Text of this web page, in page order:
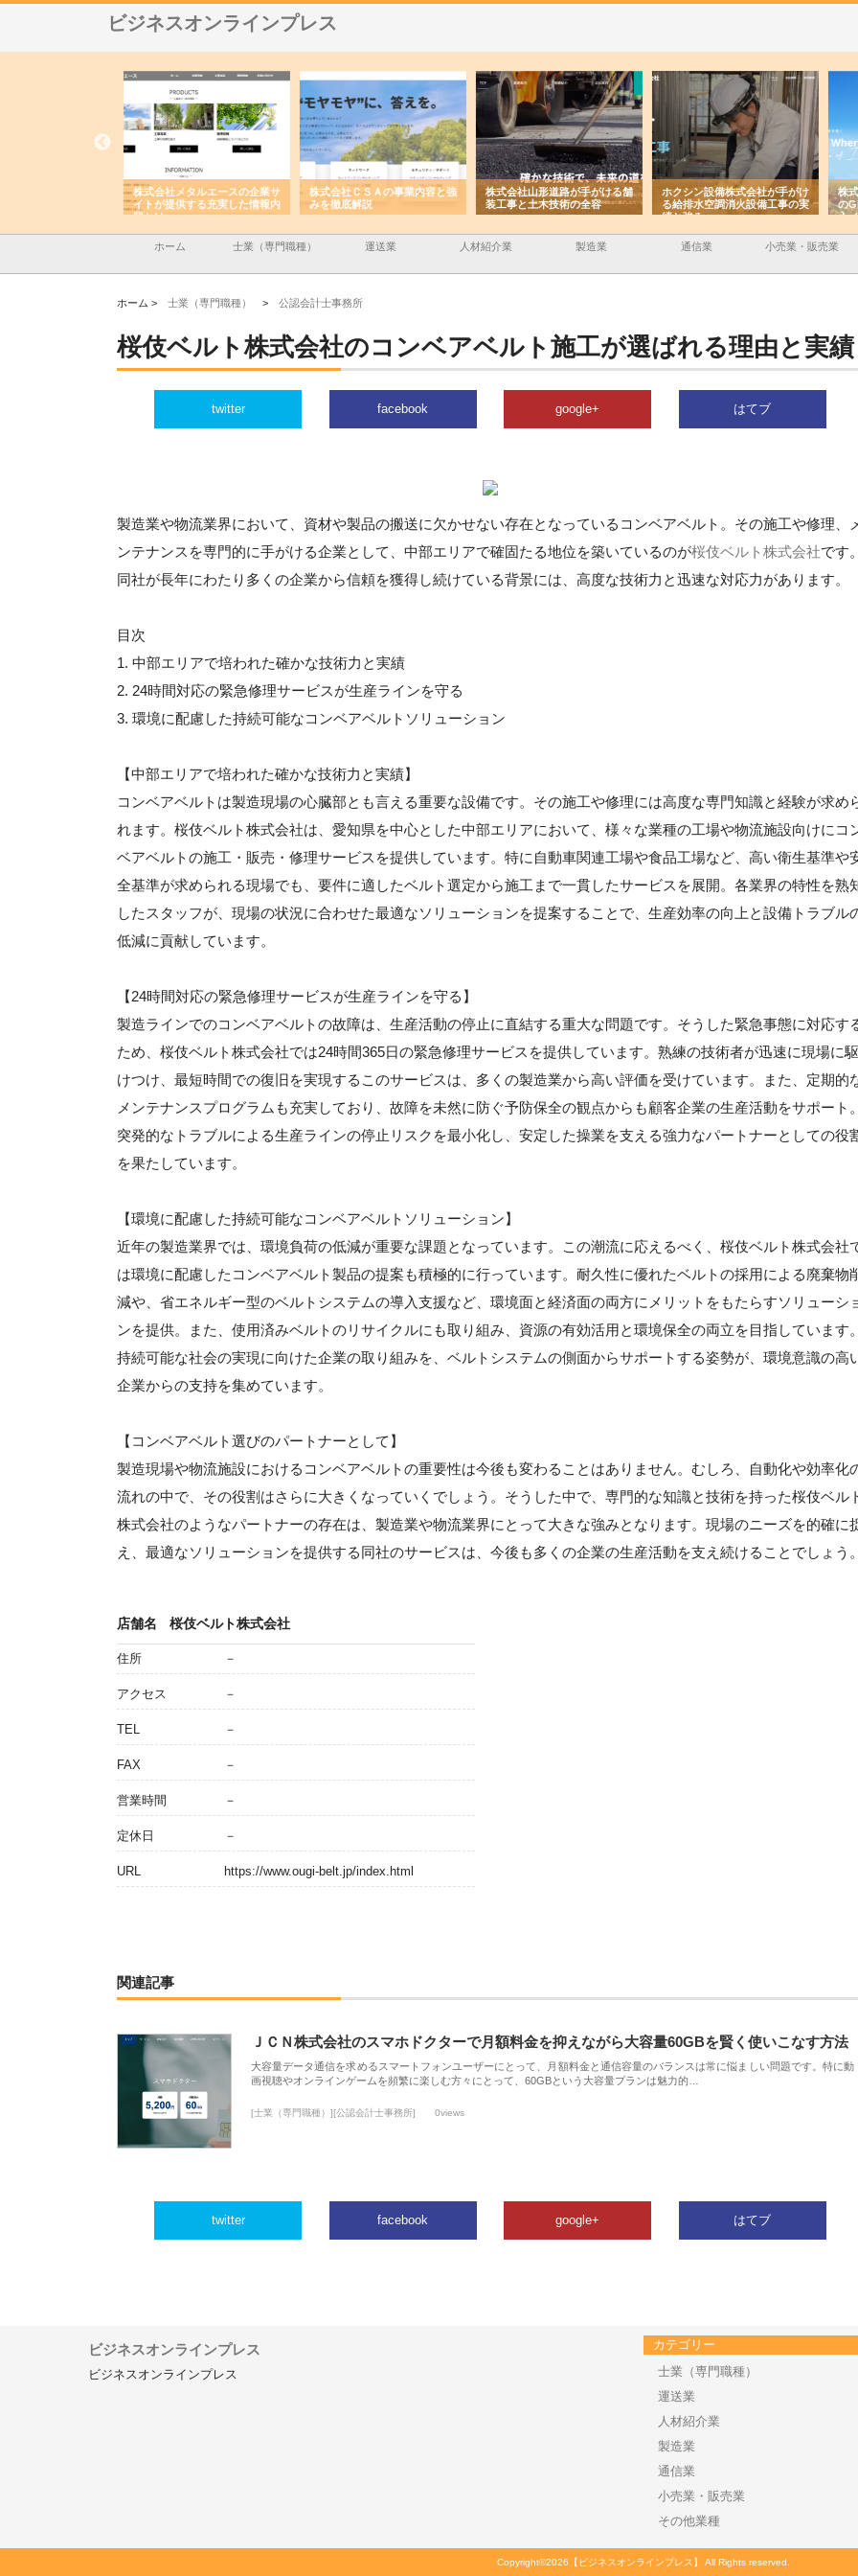
ビジネスオンラインプレス
株式会社メタルエースの企業サ
イトが提供する充実した情報内
容とは
株式会社ＣＳＡの事業内容と強
みを徹底解説
株式会社山形道路が手がける舗
装工事と土木技術の全容
ホクシン設備株式会社が手がけ
る給排水空調消火設備工事の実
績と強み
株
の
入
ホーム 士業（専門職種） 運送業 人材紹介業 製造業 通信業 小売業・販売業
ホーム > 士業（専門職種） > 公認会計士事務所
桜伎ベルト株式会社のコンベアベルト施工が選ばれる理由と実績
twitter facebook google+ はてブ
製造業や物流業界において、資材や製品の搬送に欠かせない存在となっているコンベアベルト。その施工や修理、
ンテナンスを専門的に手がける企業として、中部エリアで確固たる地位を築いているのが桜伎ベルト株式会社です。
同社が長年にわたり多くの企業から信頼を獲得し続けている背景には、高度な技術力と迅速な対応力があります。
目次
1. 中部エリアで培われた確かな技術力と実績
2. 24時間対応の緊急修理サービスが生産ラインを守る
3. 環境に配慮した持続可能なコンベアベルトソリューション
【中部エリアで培われた確かな技術力と実績】
コンベアベルトは製造現場の心臓部とも言える重要な設備です。その施工や修理には高度な専門知識と経験が求め
れます。桜伎ベルト株式会社は、愛知県を中心とした中部エリアにおいて、様々な業種の工場や物流施設向けにコ
ベアベルトの施工・販売・修理サービスを提供しています。特に自動車関連工場や食品工場など、高い衛生基準や
全基準が求められる現場でも、要件に適したベルト選定から施工まで一貫したサービスを展開。各業界の特性を熟
したスタッフが、現場の状況に合わせた最適なソリューションを提案することで、生産効率の向上と設備トラブル
低減に貢献しています。
【24時間対応の緊急修理サービスが生産ラインを守る】
製造ラインでのコンベアベルトの故障は、生産活動の停止に直結する重大な問題です。そうした緊急事態に対応す
ため、桜伎ベルト株式会社では24時間365日の緊急修理サービスを提供しています。熟練の技術者が迅速に現場に駆
けつけ、最短時間での復旧を実現するこのサービスは、多くの製造業から高い評価を受けています。また、定期的
メンテナンスプログラムも充実しており、故障を未然に防ぐ予防保全の観点からも顧客企業の生産活動をサポート。
突発的なトラブルによる生産ラインの停止リスクを最小化し、安定した操業を支える強力なパートナーとしての役
を果たしています。
【環境に配慮した持続可能なコンベアベルトソリューション】
近年の製造業界では、環境負荷の低減が重要な課題となっています。この潮流に応えるべく、桜伎ベルト株式会社
は環境に配慮したコンベアベルト製品の提案も積極的に行っています。耐久性に優れたベルトの採用による廃棄物
減や、省エネルギー型のベルトシステムの導入支援など、環境面と経済面の両方にメリットをもたらすソリューシ
ンを提供。また、使用済みベルトのリサイクルにも取り組み、資源の有効活用と環境保全の両立を目指しています。
持続可能な社会の実現に向けた企業の取り組みを、ベルトシステムの側面からサポートする姿勢が、環境意識の高
企業からの支持を集めています。
【コンベアベルト選びのパートナーとして】
製造現場や物流施設におけるコンベアベルトの重要性は今後も変わることはありません。むしろ、自動化や効率化
流れの中で、その役割はさらに大きくなっていくでしょう。そうした中で、専門的な知識と技術を持った桜伎ベル
株式会社のようなパートナーの存在は、製造業や物流業界にとって大きな強みとなります。現場のニーズを的確に
え、最適なソリューションを提供する同社のサービスは、今後も多くの企業の生産活動を支え続けることでしょう。
店舗名 桜伎ベルト株式会社
住所 －
アクセス －
TEL －
FAX －
営業時間 －
定休日 －
URL https://www.ougi-belt.jp/index.html
関連記事
ＪＣＮ株式会社のスマホドクターで月額料金を抑えながら大容量60GBを賢く使いこなす方法
大容量データ通信を求めるスマートフォンユーザーにとって、月額料金と通信容量のバランスは常に悩ましい問題です。特に動
画視聴やオンラインゲームを頻繁に楽しむ方々にとって、60GBという大容量プランは魅力的…
[士業（専門職種）][公認会計士事務所] 0views
twitter facebook google+ はてブ
ビジネスオンラインプレス
ビジネスオンラインプレス
カテゴリー
士業（専門職種）
運送業
人材紹介業
製造業
通信業
小売業・販売業
その他業種
Copyright©2026【ビジネスオンラインプレス】 All Rights reserved.